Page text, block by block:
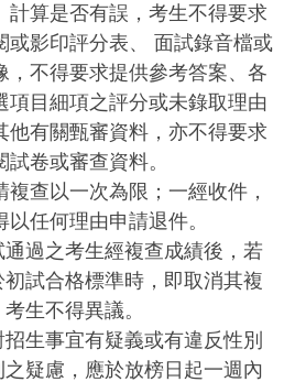
計算是否有誤，考生不得要求
或影印評分表、 面試錄音檔或
，不得要求提供參考答案、各
項目細項之評分或未錄取理由
他有關甄審資料，亦不得要求
試卷或審查資料。
複查以一次為限；一經收件，
以任何理由申請退件。
通過之考生經複查成績後，若
試合格標準時，即取消其複
生不得異議。
生事宜有疑義或有違反性別
疑慮，應於放榜日起一週內